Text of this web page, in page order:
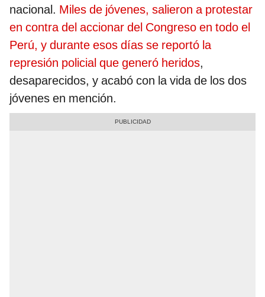
nacional. Miles de jóvenes, salieron a protestar
en contra del accionar del Congreso en todo el
Perú, y durante esos días se reportó la
represión policial que generó heridos,
desaparecidos, y acabó con la vida de los dos
jóvenes en mención.